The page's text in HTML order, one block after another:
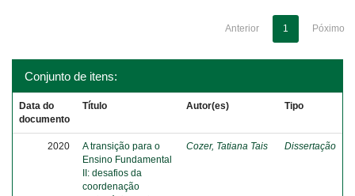
Anterior 1 Póximo
Conjunto de itens:
Data do
documento
Título Autor(es) Tipo
2020
A transição para o
Ensino Fundamental
II: desafios da
coordenação
Cozer, Tatiana Tais Dissertação